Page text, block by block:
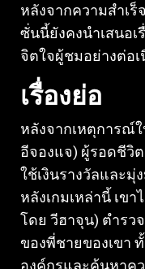
หลังจากความสำเ
ซั่นนี้ยังคงนำเสนอเ
จิตใจผู้ชมอย่างต่อเ
เรื่องย่อ
หลังจากเหตุการณ์
อีจองแจ) ผู้รอดชีวิ
ใช้เงินรางวัลและมุ่
หลังเกมเหล่านี้ เข
โดย วีฮาจุน) ตำรว
ของพี่ชายของเขา
องค์กรและค้นหาค